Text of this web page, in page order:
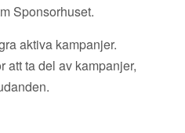
Sponsorhuset.
aktiva kampanjer.
att ta del av kampanjer,